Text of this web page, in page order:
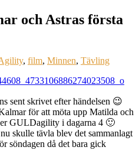
och Astras första
, film, Minnen, Tävling
sent skrivet efter händelsen 😉
för att möta upp Matilda och
GULDagility i dagarna 4 🙂
skulle tävla blev det sammanlagt
söndagen då det bara gick